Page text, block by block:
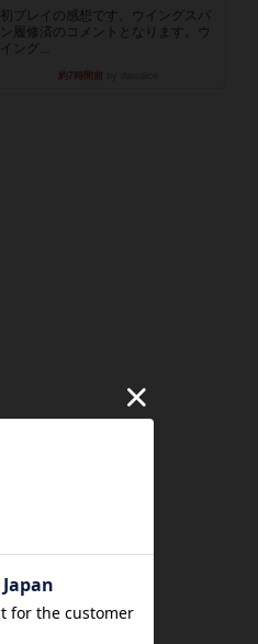
初プレイの感想です。ウイングスパ
ン履修済のコメントとなります。ウ
イング...
約7時間前